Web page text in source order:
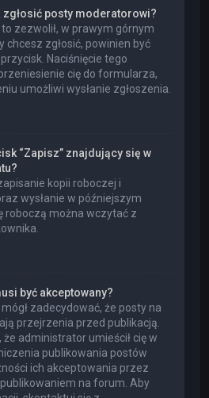
zgłosić posty moderatorowi?
zezwolił, w prawym górnym
chcesz zgłosić, powinien być
Naciśnięcie tego
cię do formularza,
umożliwi wysłanie zgłoszenia.
“Zapisz” znajdujący się w
kopii roboczej i
wysłanie w późniejszym
roboczą można wczytać z
być akceptowany?
zadecydować, że posty na
przejrzenia przed publikacją.
administrator umieścił cię w
publikowania postów
ich akceptowania przez
na forum. Aby